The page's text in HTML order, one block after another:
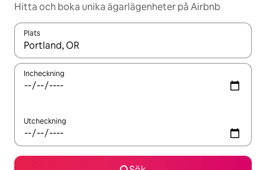
Hitta och boka unika ägarlägenheter på Airbnb
Plats
När resultaten är tillgängliga kan du navigera med upp- och
Incheckning
Utcheckning